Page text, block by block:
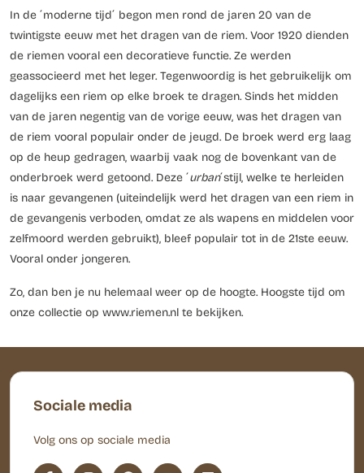
In de ´moderne tijd´ begon men rond de jaren 20 van de
twintigste eeuw met het dragen van de riem. Voor 1920 dienden
de riemen vooral een decoratieve functie. Ze werden
geassocieerd met het leger. Tegenwoordig is het gebruikelijk om
dagelijks een riem op elke broek te dragen. Sinds het midden
van de jaren negentig van de vorige eeuw, was het dragen van
de riem vooral populair onder de jeugd. De broek werd erg laag
op de heup gedragen, waarbij vaak nog de bovenkant van de
onderbroek werd getoond. Deze ´urban´stijl, welke te herleiden
is naar gevangenen (uiteindelijk werd het dragen van een riem in
de gevangenis verboden, omdat ze als wapens en middelen voor
zelfmoord werden gebruikt), bleef populair tot in de 21ste eeuw.
Vooral onder jongeren.
Zo, dan ben je nu helemaal weer op de hoogte. Hoogste tijd om
onze collectie op www.riemen.nl te bekijken.
Sociale media
Volg ons op sociale media